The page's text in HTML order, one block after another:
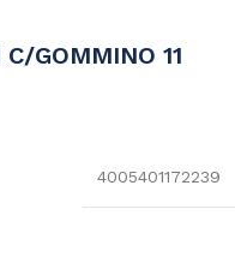
GOMMINO 11
4005401172239